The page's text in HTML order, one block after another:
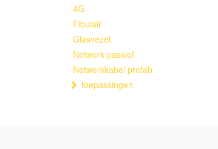
4G
Fibulair
Glasvezel
Netwerk passief
Netwerkkabel prefab
toepassingen